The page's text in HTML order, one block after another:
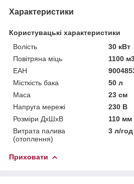
Характеристики
Користувацькі характеристики
Волість
30 кВт
Повітряна міць
1100
ЕАН
Місткість бака
50 л
Маса
23 см
Напруга мережі
230 В
Розміри ДхШхВ
110 мм
Витрата палива
(отоплення)
3 л/год
Приховати